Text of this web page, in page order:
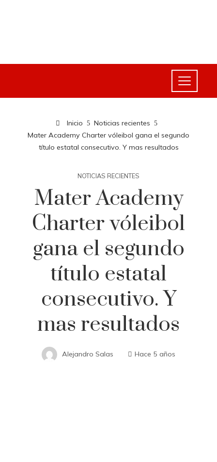
Inicio
Noticias recientes
Mater Academy Charter vóleibol gana el segundo
título estatal consecutivo. Y mas resultados
NOTICIAS RECIENTES
Mater Academy
Charter vóleibol
gana el segundo
título estatal
consecutivo. Y
mas resultados
Alejandro Salas Hace 5 años